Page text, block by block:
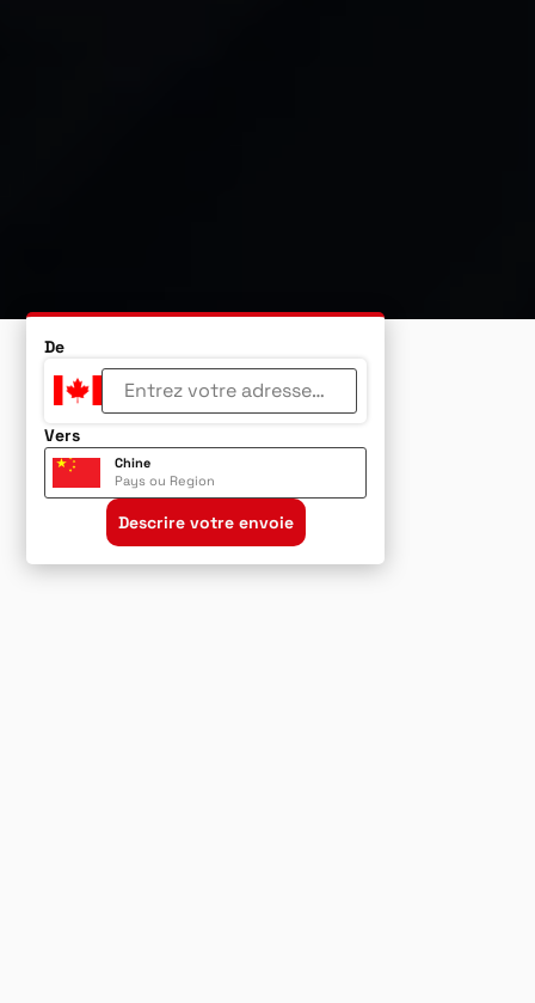
De
Vers
Chine
Pays ou Region
Descrire votre envoie